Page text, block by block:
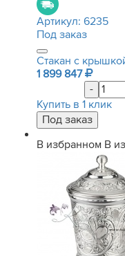
Артикул: 6235
Под заказ
Стакан с
1 899 847
-
Купить в 1 клик
В избранном В